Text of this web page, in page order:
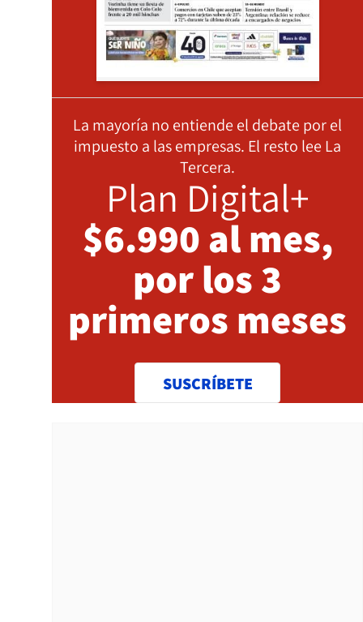
La mayoría no entiende el debate por el
impuesto a las empresas. El resto lee La
Tercera.
Plan Digital+
$6.990 al mes,
por los 3
primeros meses
SUSCRÍBETE